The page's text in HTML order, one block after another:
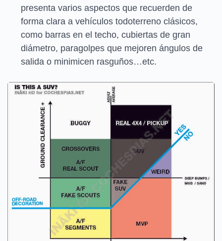
presenta varios aspectos que recuerden de
forma clara a vehículos todoterreno clásicos,
como barras en el techo, cubiertas de gran
diámetro, paragolpes que mejoren ángulos de
salida o minimicen rasguños…etc.